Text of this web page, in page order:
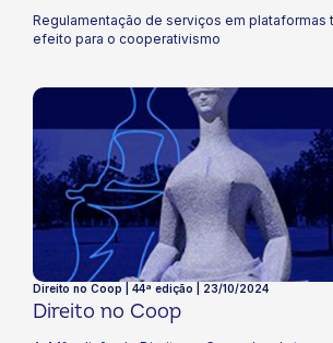
Regulamentação de serviços em plataformas
efeito para o cooperativismo
Direito no Coop | 44ª edição | 23/10/2024
Direito no Coop